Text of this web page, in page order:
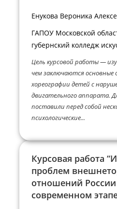
Енукова Вероника
ГАПОУ Московской
губернский колледж
Цель курсовой работы —
чем заключаются основные
хореографии детей с
двигательного аппарата.
поставили перед собой
психологические...
Курсовая работа
проблем
отношений
современном